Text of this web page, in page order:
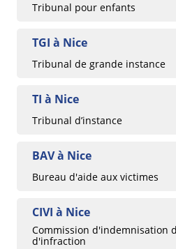
Tribunal pour enfants
TGI à Nice
Tribunal de grande instance
TI à Nice
Tribunal d’instance
BAV à Nice
Bureau d'aide aux victimes
CIVI à Nice
Commission d'indemnisation
d'infraction